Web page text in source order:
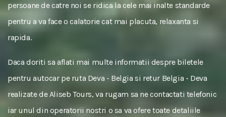
persoane de catre noi se ridica la cele mai inalte standarde
pentru a va face o calatorie cat mai placuta, relaxanta si
rapida.
Daca doriti sa aflati mai multe informatii despre biletele
pentru autocar pe ruta Deva - Belgia si retur Belgia - Deva
realizate de Aliseb Tours, va rugam sa ne contactati telefonic
iar unul din operatorii nostri o sa va ofere toate detaliile